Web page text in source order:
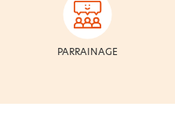
PARRAINAGE